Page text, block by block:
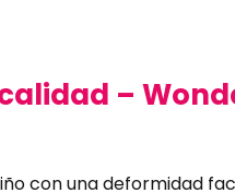
–
con una deformidad